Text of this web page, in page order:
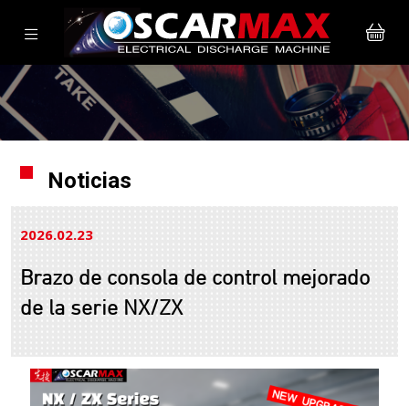
Noticias
2026.0223
Brazo de consola de control mejorado
de la serie NX/ZX